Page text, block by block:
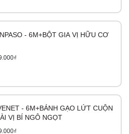
- 6M+BỘT GIA VỊ HỮU CƠ
- 6M+BÁNH GẠO LỨT CUỘN
VỊ BÍ NGÔ NGỌT